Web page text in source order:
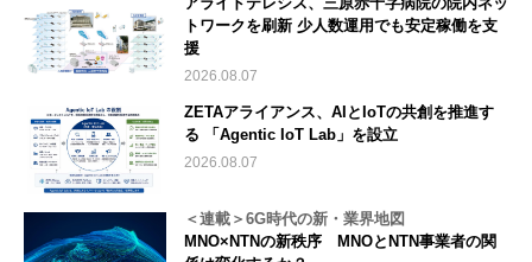
トワークを刷新 少人数運用でも安定稼働を支
援
2026.08.07
ZETAアライアンス、AIとIoTの共創を推進す
る 「Agentic IoT Lab」を設立
2026.08.07
＜連載＞6G時代の新・業界地図
MNO×NTNの新秩序 MNOとNTN事業者の関